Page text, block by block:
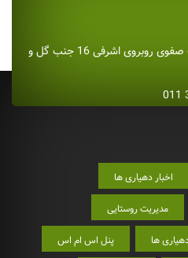
مازندران بابل چهار راه نواب صفوی روبروی اشرفی 16 جنب گل و
اخبار دهیاری ها
مدیریت روستایی
ها پنل اس ام اس